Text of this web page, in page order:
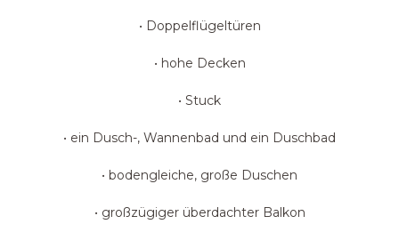
• Doppelflügeltüren
• hohe Decken
• Stuck
• ein Dusch-, Wannenbad und ein Duschbad
• bodengleiche, große Duschen
• großzügiger überdachter Balkon